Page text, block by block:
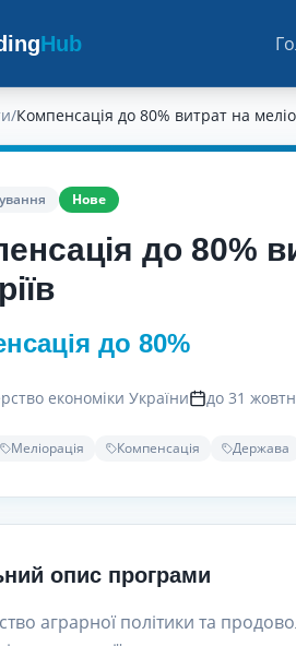
Hub
/Компенсація до 80% витрат на
Нове
до 80%
до 80%
економіки України до 31
Меліорація Компенсація Держава
опис програми
аграрної політики та